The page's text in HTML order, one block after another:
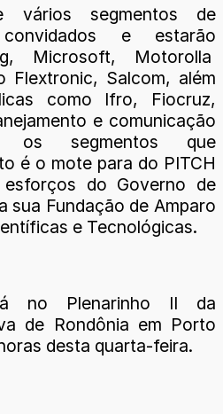
vários segmentos de
e estarão
Microsoft, Motorolla
Flextronic, Salcom, além
como Ifro, Fiocruz,
e comunicação
os segmentos que
é o mote para do PITCH
do Governo de
sua Fundação de Amparo
e Tecnológicas.
no Plenarinho II da
de Rondônia em Porto
desta quarta-feira.